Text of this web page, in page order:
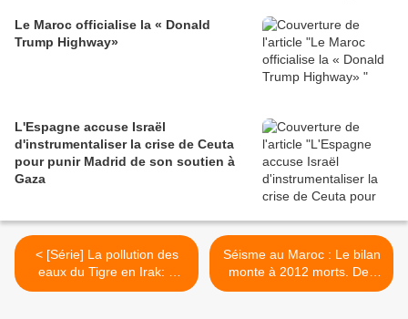
Le Maroc officialise la « Donald
Trump Highway»
L'Espagne accuse Israël
d'instrumentaliser la crise de Ceuta
pour punir Madrid de son soutien à
Gaza
< [Série] La pollution des
eaux du Tigre en Irak: à
Bassora, le Shatt el-Arab
Séisme au Maroc : Le bilan
monte à 2012 morts. Des
besoins d’aide pour «des